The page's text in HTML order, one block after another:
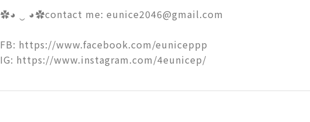
✿◕ ‿ ◕✿contact me: eunice2046@gmail.com
FB: https://www.facebook.com/euniceppp
IG: https://www.instagram.com/4eunicep/